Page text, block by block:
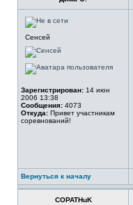
Сенсей
Зарегистрирован: 14 июн
2006 13:38
Сообщения: 4073
Откуда: Привет участникам
соревнований!
Вернуться к началу
COPATHuK